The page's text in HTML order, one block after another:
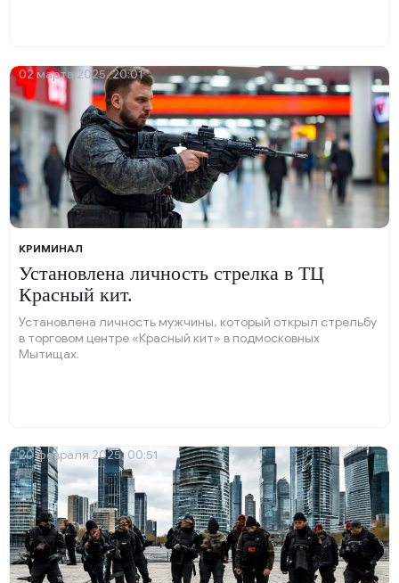
КРИМИНАЛ
Установлена личность стрелка в ТЦ
Красный кит.
Установлена личность мужчины, который открыл стрельбу
в торговом центре «Красный кит» в подмосковных
Мытищах.
02 марта 2025, 20:01
20 февраля 2025, 00:51